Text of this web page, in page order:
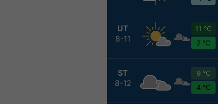
UT
8-11
11 °C
2 °C
ST
8-12
9 °C
4 °C